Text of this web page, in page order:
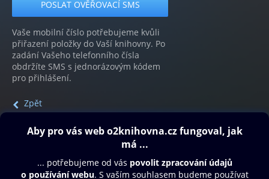
Vaše mobilní číslo potřebujeme kvůli
přiřazení položky do Vaší knihovny. Po
zadání Vašeho telefonního čísla
obdržíte SMS s jednorázovým kódem
pro přihlášení.
Zpět
Obsah ke stažení